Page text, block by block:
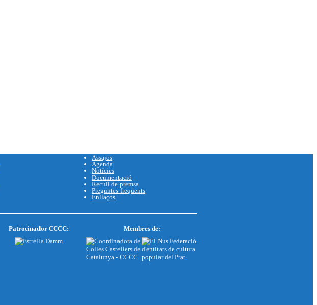
Assajos
Agenda
Notícies
Documentació
Recull de premsa
Preguntes freqüents
Enllaços
Patrocinador CCCC: Membres de: